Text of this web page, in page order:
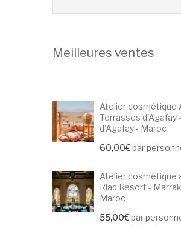
Meilleures ventes
Atelier cosmétique
Terrasses d'Agafay
d'Agafay - Maroc
60,00€par
Atelier cosmétique
Riad Resort -
Maroc
55,00€par